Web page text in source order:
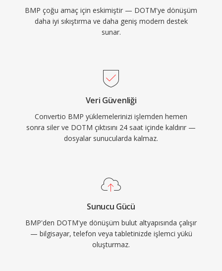
BMP çoğu amaç için eskimiştir — DOTM'ye dönüşüm
daha iyi sıkıştırma ve daha geniş modern destek
sunar.
Veri Güvenliği
Convertio BMP yüklemelerinizi işlemden hemen
sonra siler ve DOTM çıktısını 24 saat içinde kaldırır —
dosyalar sunucularda kalmaz.
Sunucu Gücü
BMP'den DOTM'ye dönüşüm bulut altyapısında çalışır
— bilgisayar, telefon veya tabletinizde işlemci yükü
oluşturmaz.